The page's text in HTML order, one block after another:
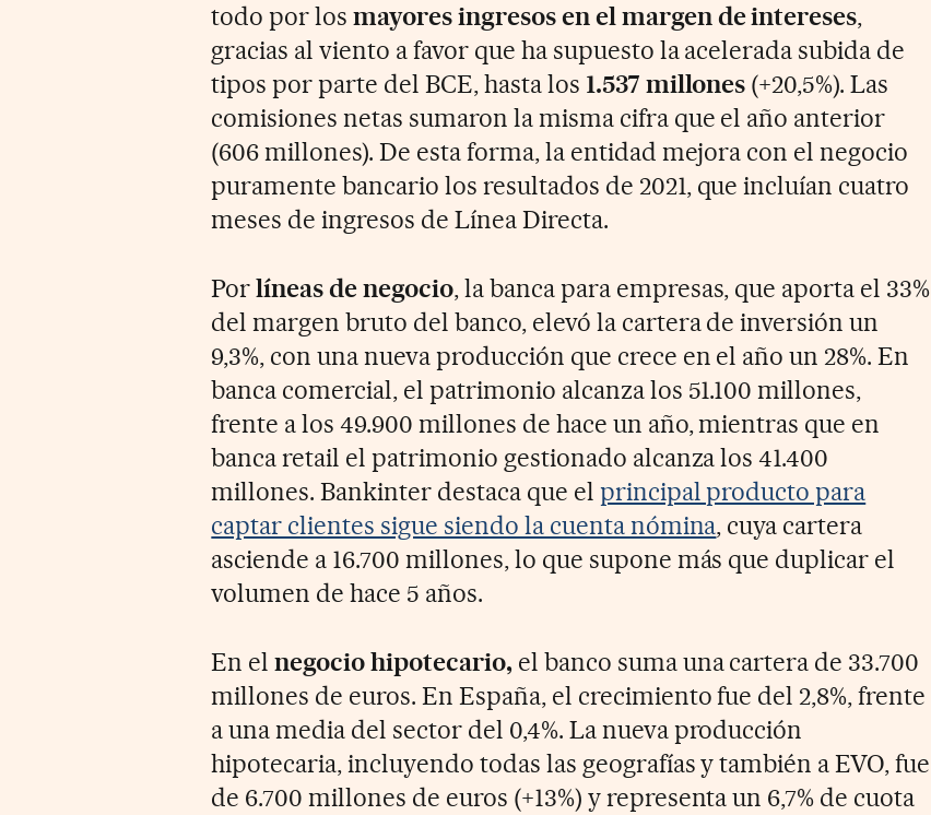
todo por losmayores ingresos en el margen de intereses,
gracias al viento a favor que ha supuesto la acelerada subida de
tipos por parte del BCE, hasta los 1.537 millones (+20,5%). Las
comisiones netas sumaron la misma cifra que el año anterior
(606 millones). De esta forma, la entidad mejora con el negocio
puramente bancario los resultados de 2021, que incluían cuatro
meses de ingresos de Línea Directa.
Porlíneas de negocio, la banca para empresas, que aporta el 33%
del margen bruto del banco, elevó la cartera de inversión un
9,3%, con una nueva producción que crece en el año un 28%. En
banca comercial, el patrimonio alcanza los 51.100 millones,
frente a los 49.900 millones de hace un año, mientras que en
banca retail el patrimonio gestionado alcanza los 41.400
millones. Bankinter destaca que el principal producto para
captar clientes sigue siendo la cuenta nómina, cuya cartera
asciende a 16.700 millones, lo que supone más que duplicar el
volumen de hace 5 años.
En elnegocio hipotecario,el banco suma una cartera de 33.700
millones de euros. En España, el crecimiento fue del 2,8%, frente
a una media del sector del 0,4%. La nueva producción
hipotecaria, incluyendo todas las geografías y también a EVO, fue
de 6.700 millones de euros (+13%) y representa un 6,7% de cuota